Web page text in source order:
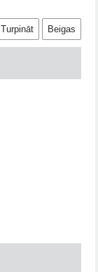
Turpināt Beigas